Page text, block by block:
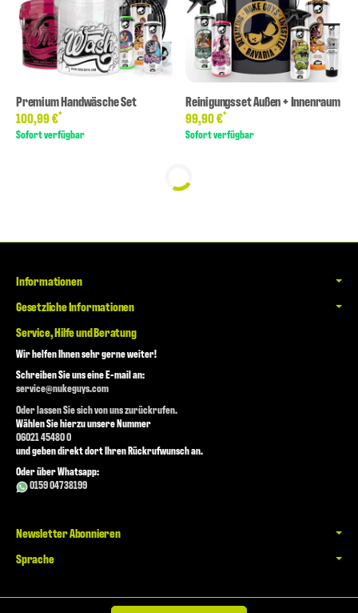
Premium Handwäsche Set
100,99 €*
Sofort verfügbar
Reinigungsset Außen + Innenraum
99,90 €*
Sofort verfügbar
Informationen
Gesetzliche Informationen
Service, Hilfe und Beratung
Wir helfen Ihnen sehr gerne weiter!
Schreiben Sie uns eine E-mail an:
service@nukeguys.com
Oder lassen Sie sich von uns zurückrufen.
Wählen Sie hierzu unsere Nummer
06021 45480 0
und geben direkt dort Ihren Rückrufwunsch an.
Oder über Whatsapp:
0159 04738199
Newsletter Abonnieren
Sprache